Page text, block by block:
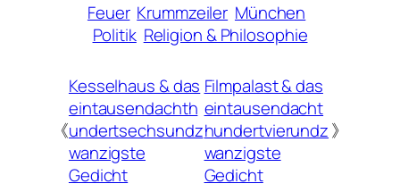
Feuer Krummzeiler München
Politik Religion & Philosophie
《
Kesselhaus & das
eintausendachth
undertsechsundz
wanzigste
Gedicht
Filmpalast & das
eintausendacht
hundertvierundz
wanzigste
Gedicht
》